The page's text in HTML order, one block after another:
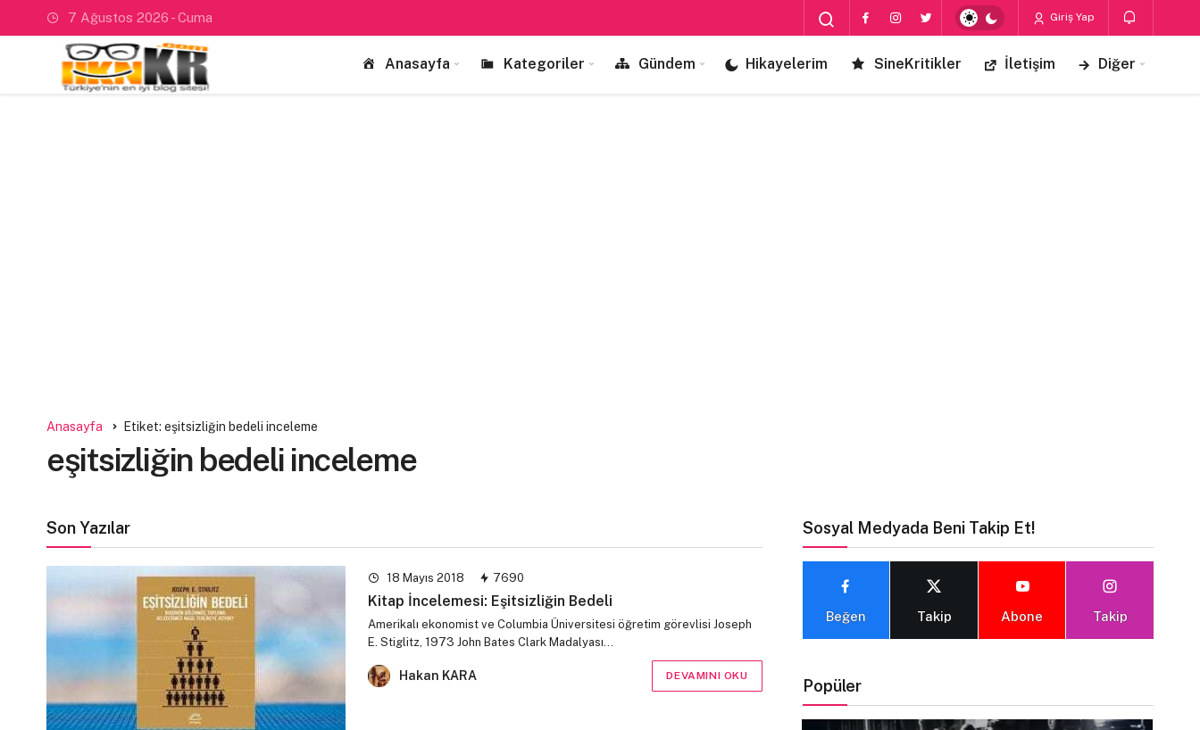
7 Ağustos 2026 - Cuma Giriş Yap
Anasayfa Kategoriler Gündem Hikayelerim SineKritikler İletişim Diğer
Anasayfa Etiket: eşitsizliğin bedeli inceleme
eşitsizliğin bedeli inceleme
Son Yazılar
18 Mayıs 2018 7690
Kitap İncelemesi: Eşitsizliğin Bedeli
Amerikalı ekonomist ve Columbia Üniversitesi öğretim görevlisi Joseph
E. Stiglitz, 1973 John Bates Clark Madalyası…
Hakan KARA DEVAMINI OKU
Sosyal Medyada Beni Takip Et!
Beğen Takip Abone Takip
Popüler